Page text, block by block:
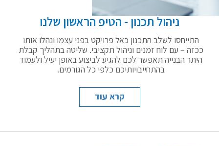
ניהול תכנון - הטיפ הראשון שלנו
התייחסו לשלב התכנון כאל פרויקט בפני עצמו ונהלו אותו
ככזה – עם לוח זמנים וניהול תקציבי. שליטה בתהליך קבלת
היתר הבנייה תאפשר לכם להגיע לביצוע באופן יעיל ולעמוד
בהתחייבויותיכם כלפי כל הגורמים.
קרא עוד